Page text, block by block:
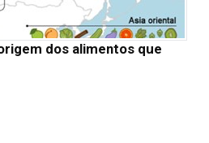
dos alimentos que